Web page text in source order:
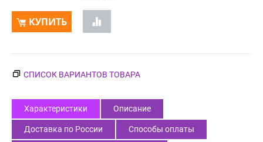
КУПИТЬ
СПИСОК ВАРИАНТОВ ТОВАРА
Характеристики Описание
Доставка по России Способы оплаты